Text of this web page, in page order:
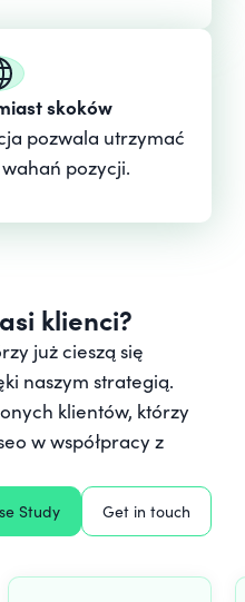
skoków
pozwala utrzymać
pozycji.
klienci?
już cieszą się
naszym strategią.
klientów, którzy
w współpracy z
Study Get in touch